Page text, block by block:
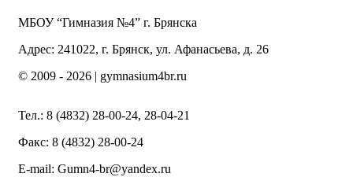
МБОУ “Гимназия №4” г. Брянска
Адрес: 241022, г. Брянск, ул. Афанасьева, д. 26
© 2009 - 2026 | gymnasium4br.ru
Тел.: 8 (4832) 28-00-24, 28-04-21
Факс: 8 (4832) 28-00-24
E-mail: Gumn4-br@yandex.ru